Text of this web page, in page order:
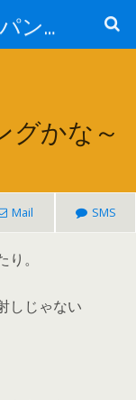
エーストマトのサイパンダイビング日記
グかな～
Mail SMS
。
しじゃない